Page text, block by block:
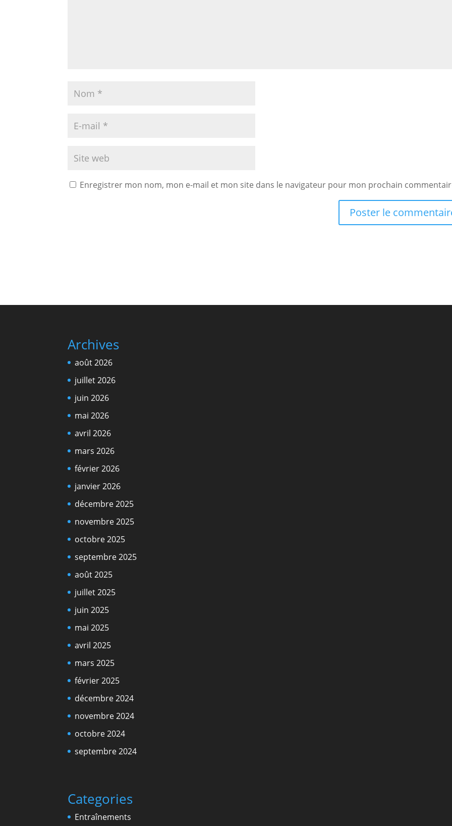
Enregistrer mon nom, mon e-mail et mon site dans le navigateur pour mon prochain
Archives
août 2026
juillet 2026
juin 2026
mai 2026
avril 2026
mars 2026
février 2026
janvier 2026
décembre 2025
novembre 2025
octobre 2025
septembre 2025
août 2025
juillet 2025
juin 2025
mai 2025
avril 2025
mars 2025
février 2025
décembre 2024
novembre 2024
octobre 2024
septembre 2024
Categories
Entraînements